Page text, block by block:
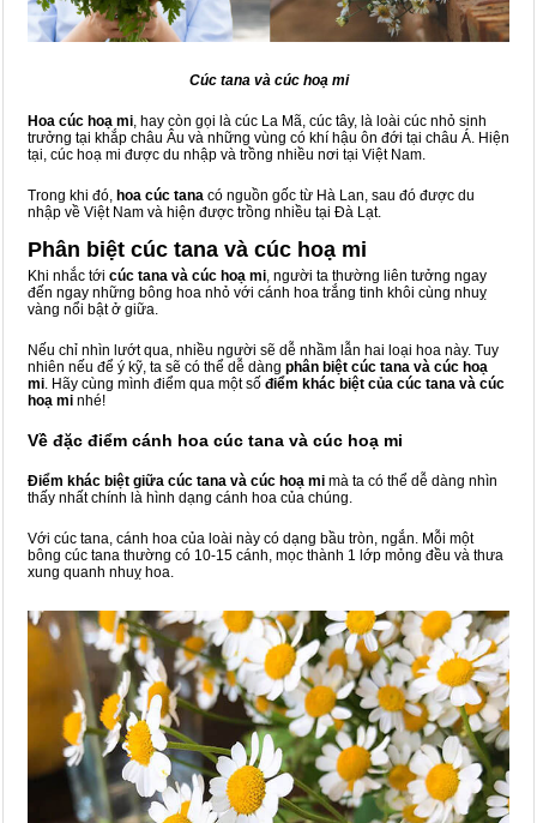
Cúc tana và cúc hoạ mi
Hoa cúc hoạ mi, hay còn gọi là cúc La Mã, cúc tây, là loài cúc nhỏ sinh
trưởng tại khắp châu Âu và những vùng có khí hậu ôn đới tại châu Á. Hiện
tại, cúc hoạ mi được du nhập và trồng nhiều nơi tại Việt Nam.
Trong khi đó, hoa cúc tana có nguồn gốc từ Hà Lan, sau đó được du
nhập về Việt Nam và hiện được trồng nhiều tại Đà Lạt.
Phân biệt cúc tana và cúc hoạ mi
Khi nhắc tới cúc tana và cúc hoạ mi, người ta thường liên tưởng ngay
đến ngay những bông hoa nhỏ với cánh hoa trắng tinh khôi cùng nhuỵ
vàng nổi bật ở giữa.
Nếu chỉ nhìn lướt qua, nhiều người sẽ dễ nhầm lẫn hai loại hoa này. Tuy
nhiên nếu để ý kỹ, ta sẽ có thể dễ dàng phân biệt cúc tana và cúc hoạ
mi. Hãy cùng mình điểm qua một số điểm khác biệt của cúc tana và cúc
hoạ mi nhé!
Về đặc điểm cánh hoa cúc tana và cúc hoạ mi
Điểm khác biệt giữa cúc tana và cúc hoạ mi mà ta có thể dễ dàng nhìn
thấy nhất chính là hình dạng cánh hoa của chúng.
Với cúc tana, cánh hoa của loài này có dạng bầu tròn, ngắn. Mỗi một
bông cúc tana thường có 10-15 cánh, mọc thành 1 lớp mỏng đều và thưa
xung quanh nhuỵ hoa.